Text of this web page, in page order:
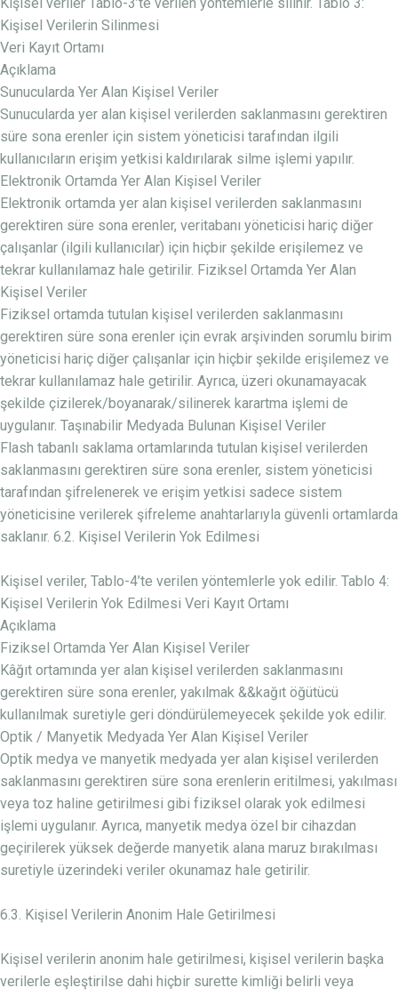
Kişisel Verilerin Silinmesi
Veri Kayıt Ortamı
Açıklama
Sunucularda Yer Alan Kişisel Veriler
Sunucularda yer alan kişisel verilerden saklanmasını gerektiren
süre sona erenler için sistem yöneticisi tarafından ilgili
kullanıcıların erişim yetkisi kaldırılarak silme işlemi yapılır.
Elektronik Ortamda Yer Alan Kişisel Veriler
Elektronik ortamda yer alan kişisel verilerden saklanmasını
gerektiren süre sona erenler, veritabanı yöneticisi hariç diğer
çalışanlar (ilgili kullanıcılar) için hiçbir şekilde erişilemez ve
tekrar kullanılamaz hale getirilir. Fiziksel Ortamda Yer Alan
Kişisel Veriler
Fiziksel ortamda tutulan kişisel verilerden saklanmasını
gerektiren süre sona erenler için evrak arşivinden sorumlu birim
yöneticisi hariç diğer çalışanlar için hiçbir şekilde erişilemez ve
tekrar kullanılamaz hale getirilir. Ayrıca, üzeri okunamayacak
şekilde çizilerek/boyanarak/silinerek karartma işlemi de
uygulanır. Taşınabilir Medyada Bulunan Kişisel Veriler
Flash tabanlı saklama ortamlarında tutulan kişisel verilerden
saklanmasını gerektiren süre sona erenler, sistem yöneticisi
tarafından şifrelenerek ve erişim yetkisi sadece sistem
yöneticisine verilerek şifreleme anahtarlarıyla güvenli ortamlarda
saklanır. 6.2. Kişisel Verilerin Yok Edilmesi
Kişisel veriler, Tablo-4’te verilen yöntemlerle yok edilir. Tablo 4:
Kişisel Verilerin Yok Edilmesi Veri Kayıt Ortamı
Açıklama
Fiziksel Ortamda Yer Alan Kişisel Veriler
Kâğıt ortamında yer alan kişisel verilerden saklanmasını
gerektiren süre sona erenler, yakılmak &&kağıt öğütücü
kullanılmak suretiyle geri döndürülemeyecek şekilde yok edilir.
Optik / Manyetik Medyada Yer Alan Kişisel Veriler
Optik medya ve manyetik medyada yer alan kişisel verilerden
saklanmasını gerektiren süre sona erenlerin eritilmesi, yakılması
veya toz haline getirilmesi gibi fiziksel olarak yok edilmesi
işlemi uygulanır. Ayrıca, manyetik medya özel bir cihazdan
geçirilerek yüksek değerde manyetik alana maruz bırakılması
suretiyle üzerindeki veriler okunamaz hale getirilir.
6.3. Kişisel Verilerin Anonim Hale Getirilmesi
Kişisel verilerin anonim hale getirilmesi, kişisel verilerin başka
verilerle eşleştirilse dahi hiçbir surette kimliği belirli veya